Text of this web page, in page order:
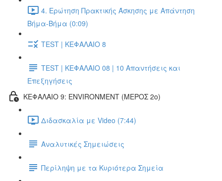
4. Ερώτηση Πρακτικής Άσκησης με Απάντηση
Βήμα-Βήμα (0:09)
TEST | ΚΕΦΑΛΑΙΟ 8
TEST | ΚΕΦΑΛΑΙΟ 08 | 10 Απαντήσεις και
Επεξηγήσεις
ΚΕΦΑΛΑΙΟ 9: ENVIRONMENT (ΜΕΡΟΣ 2o)
Διδασκαλία με Video (7:44)
Αναλυτικές Σημειώσεις
Περίληψη με τα Κυριότερα Σημεία